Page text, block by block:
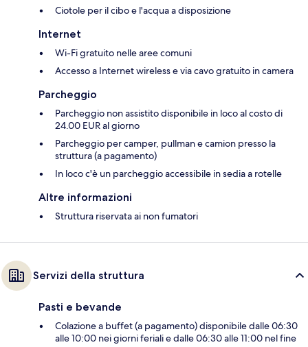
Ciotole per il cibo e l'acqua a disposizione
Internet
Wi-Fi gratuito nelle aree comuni
Accesso a Internet wireless e via cavo gratuito in camera
Parcheggio
Parcheggio non assistito disponibile in loco al costo di
24.00 EUR al giorno
Parcheggio per camper, pullman e camion presso la
struttura (a pagamento)
In loco c'è un parcheggio accessibile in sedia a rotelle
Altre informazioni
Struttura riservata ai non fumatori
Servizi della struttura
Pasti e bevande
Colazione a buffet (a pagamento) disponibile dalle 06:30
alle 10:00 nei giorni feriali e dalle 06:30 alle 11:00 nel fine